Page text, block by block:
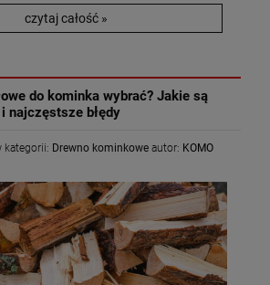
czytaj całość »
do kominka wybrać? Jakie są
najczęstsze błędy
kategorii: Drewno kominkowe autor: KOMO